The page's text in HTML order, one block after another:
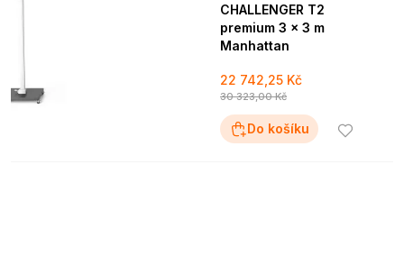
CHALLENGER T2
premium 3 x 3 m
Manhattan
22 742,25 Kč
30 323,00 Kč
Do košíku